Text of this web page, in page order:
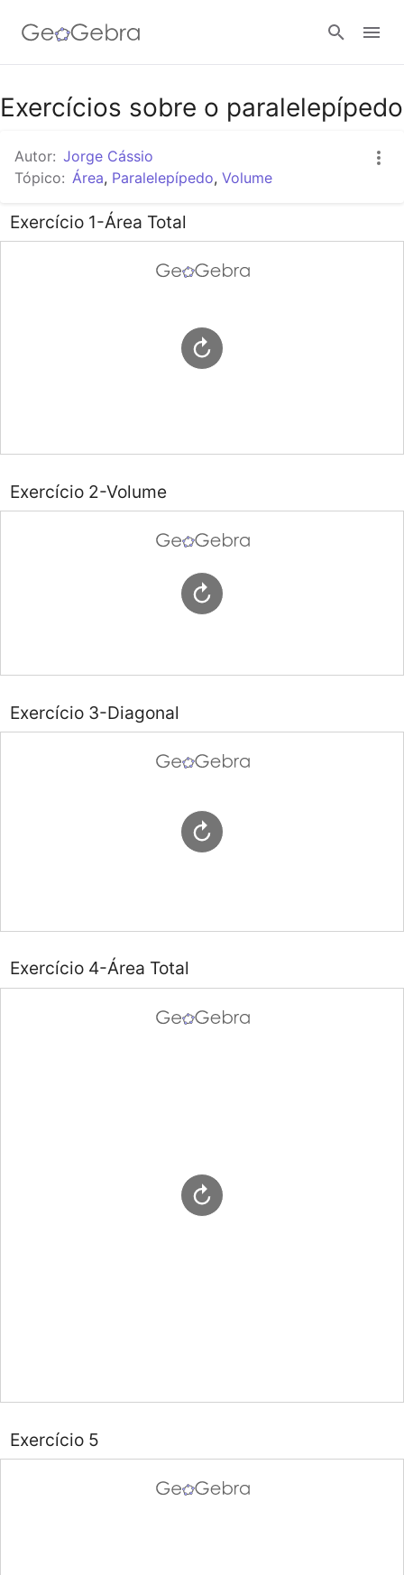
Google Classroom
Tarefa
Entrar no sistema
Exercícios sobre o paralelepípedo
Autor: Jorge Cássio
Tópico: Área, Paralelepípedo, Volume
Exercício 1-Área Total
Exercício 2-Volume
Exercício 3-Diagonal
Exercício 4-Área Total
Exercício 5